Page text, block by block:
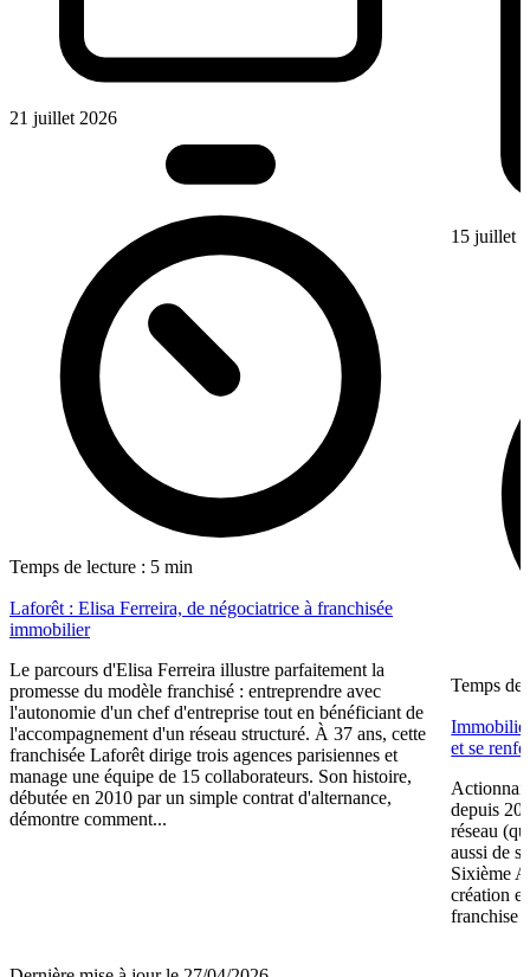
21 juillet 2026
Temps de lecture : 5 min
Laforêt : Elisa Ferreira, de négociatrice à franchisée
immobilier
Le parcours d'Elisa Ferreira illustre parfaitement la
promesse du modèle franchisé : entreprendre avec
l'autonomie d'un chef d'entreprise tout en bénéficiant de
l'accompagnement d'un réseau structuré. À 37 ans, cette
franchisée Laforêt dirige trois agences parisiennes et
manage une équipe de 15 collaborateurs. Son histoire,
débutée en 2010 par un simple contrat d'alternance,
démontre comment...
15 juillet
Temps de
et se
depuis
réseau
aussi de
Sixième
création
franchise